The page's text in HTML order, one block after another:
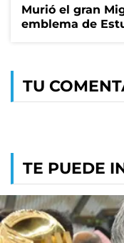
Murió el gran
emblema de
TU
TE PUEDE